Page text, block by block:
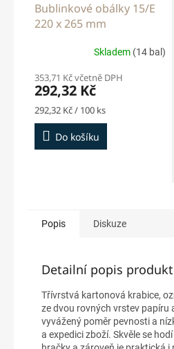
Bublinkové obálky 15/E
220 x 265 mm
Skladem (14 bal)
353,71 Kč včetně DPH
292,32 Kč
Měrná
cena:
292,32 Kč / 100 ks
Do košíku
Popis Diskuze
Detailní popis
Třívrstvá kartonová krabice,
ze dvou rovných vrstev papíru
vyvážený poměr pevnosti a
a expedici zboží. Skvěle se